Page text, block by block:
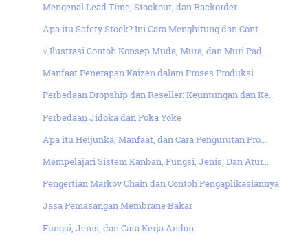
Mengenal Lead Time, Stockout, dan Backorder
Apa itu Safety Stock? Ini Cara Menghitung dan Cont...
√ Ilustrasi Contoh Konsep Muda, Mura, dan Muri Pad...
Manfaat Penerapan Kaizen dalam Proses Produksi
Perbedaan Dropship dan Reseller: Keuntungan dan Ke...
Perbedaan Jidoka dan Poka Yoke
Apa itu Heijunka, Manfaat, dan Cara Pengurutan Pro...
Mempelajari Sistem Kanban, Fungsi, Jenis, Dan Atur...
Pengertian Markov Chain dan Contoh Pengaplikasiannya
Jasa Pemasangan Membrane Bakar
Fungsi, Jenis, dan Cara Kerja Andon